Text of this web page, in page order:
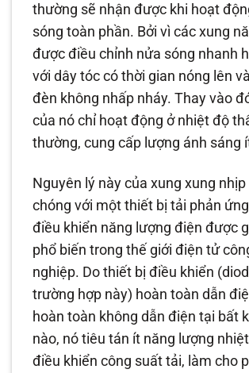
thường sẽ nhận được khi hoạt
sóng toàn phần. Bởi vì các xung
được điều chỉnh nửa sóng nhanh
với dây tóc có thời gian nóng lên
đèn không nhấp nháy. Thay vào
của nó chỉ hoạt động ở nhiệt độ
thường, cung cấp lượng ánh sáng
Nguyên lý này của xung xung nhịp
chóng với một thiết bị tải phản
điều khiển năng lượng điện được
phổ biến trong thế giới điện tử
nghiệp. Do thiết bị điều khiển
trường hợp này) hoàn toàn dẫn
hoàn toàn không dẫn điện tại bất
nào, nó tiêu tán ít năng lượng
điều khiển công suất tải, làm cho